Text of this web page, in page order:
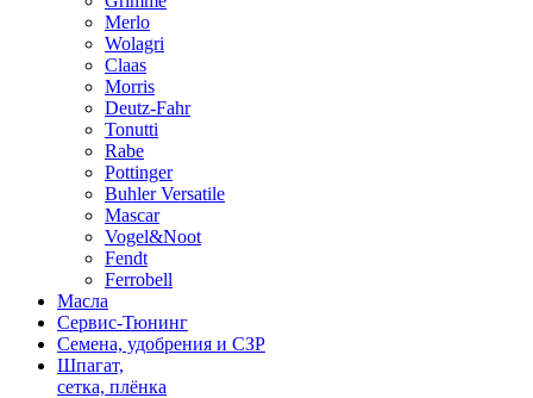
Merlo
Wolagri
Claas
Morris
Deutz-Fahr
Tonutti
Rabe
Pottinger
Buhler Versatile
Mascar
Vogel&Noot
Fendt
Ferrobell
Масла
Сервис-Тюнинг
Семена, удобрения и СЗР
Шпагат,
сетка, плёнка